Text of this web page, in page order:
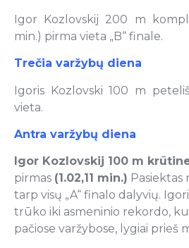
Igor Kozlovskij 200 m
min.) pirma vieta „B“ finale.
Trečia varžybų diena
Igoris Kozlovski 100 m
vieta.
Antra varžybų diena
gor Kozlovskij 100 m
pirmas (1.02,11 min.)
tarp visų „A“ finalo dalyvių.
trūko iki asmeninio rekordo,
pačiose varžybose, lygiai prieš